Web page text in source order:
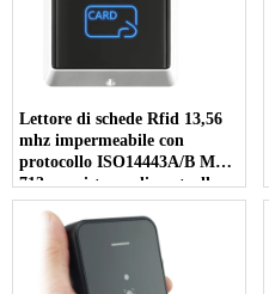
Lettore di schede Rfid 13,56
mhz impermeabile con
protocollo ISO14443A/B MQ-
713 per sistema di controllo
accessi